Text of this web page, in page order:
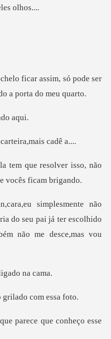
r assim, só pode ser
e resolver isso, não
do seu pai já ter escolhido
grila
parece que con